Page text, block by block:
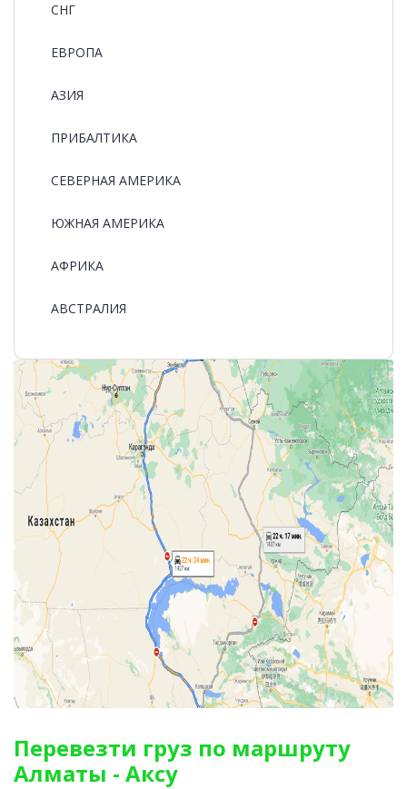
СНГ
ЕВРОПА
АЗИЯ
ПРИБАЛТИКА
СЕВЕРНАЯ АМЕРИКА
ЮЖНАЯ АМЕРИКА
АФРИКА
АВСТРАЛИЯ
Перевезти груз по маршруту
Алматы - Аксу